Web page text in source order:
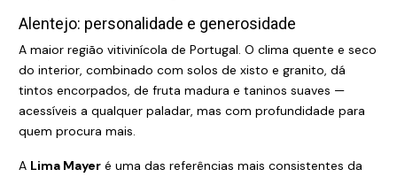
Alentejo: personalidade e generosidade
A maior região vitivinícola de Portugal. O clima quente e seco
do interior, combinado com solos de xisto e granito, dá
tintos encorpados, de fruta madura e taninos suaves —
acessíveis a qualquer paladar, mas com profundidade para
quem procura mais.
A Lima Mayer é uma das referências mais consistentes da